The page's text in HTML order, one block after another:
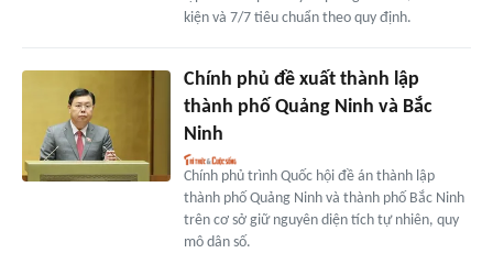
kiện và 7/7 tiêu chuẩn theo quy định.
Chính phủ đề xuất thành lập
thành phố Quảng Ninh và Bắc
Ninh
Chính phủ trình Quốc hội đề án thành lập
thành phố Quảng Ninh và thành phố Bắc Ninh
trên cơ sở giữ nguyên diện tích tự nhiên, quy
mô dân số.